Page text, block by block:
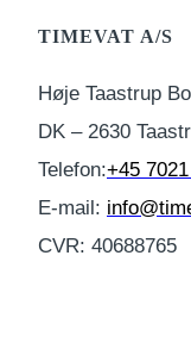
TIMEVAT A/S
Høje Taastrup
DK – 2630
Telefon:+45
E-mail:
CVR: 40688765